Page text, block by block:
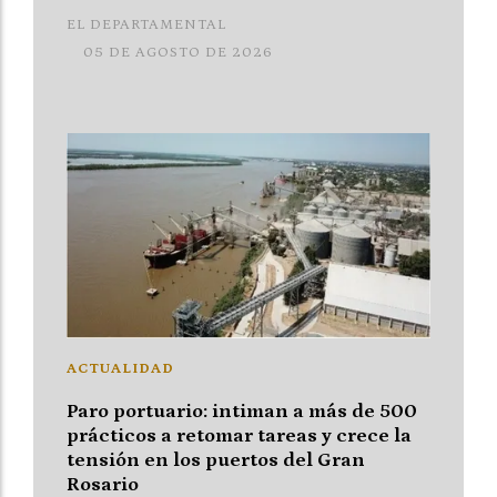
EL DEPARTAMENTAL
05 DE AGOSTO DE 2026
Paro portuario: intiman a más de 500
prácticos a retomar tareas y crece la
tensión en los puertos del Gran
Rosario
ACTUALIDAD